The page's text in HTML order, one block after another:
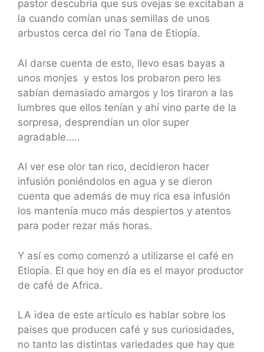
pastor descubría que sus ovejas se excitaban a
la cuando comían unas semillas de unos
arbustos cerca del rio Tana de Etiopía.
Al darse cuenta de esto, llevo esas bayas a
unos monjes y estos los probaron pero les
sabían demasiado amargos y los tiraron a las
lumbres que ellos tenían y ahí vino parte de la
sorpresa, desprendían un olor super
agradable…..
Al ver ese olor tan rico, decidieron hacer
infusión poniéndolos en agua y se dieron
cuenta que además de muy rica esa infusión
los mantenía muco más despiertos y atentos
para poder rezar más horas.
Y así es como comenzó a utilizarse el café en
Etiopía. El que hoy en día es el mayor productor
de café de Africa.
LA idea de este artículo es hablar sobre los
paises que producen café y sus curiosidades,
no tanto las distintas variedades que hay que